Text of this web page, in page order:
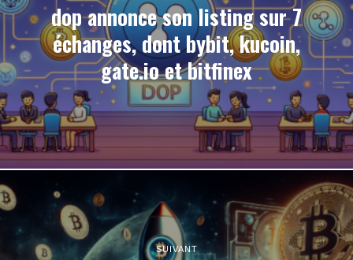
dop annonce son listing sur 7
échanges, dont bybit, kucoin,
gate.io et bitfinex
SUIVANT